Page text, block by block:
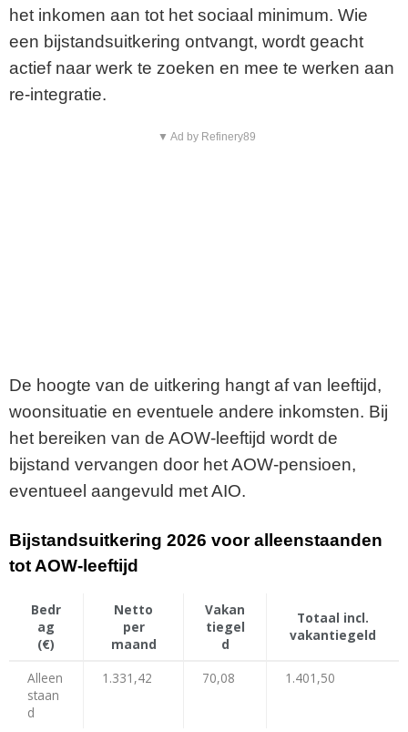
het inkomen aan tot het sociaal minimum. Wie
een bijstandsuitkering ontvangt, wordt geacht
actief naar werk te zoeken en mee te werken aan
re-integratie.
▼ Ad by Refinery89
De hoogte van de uitkering hangt af van leeftijd,
woonsituatie en eventuele andere inkomsten. Bij
het bereiken van de AOW-leeftijd wordt de
bijstand vervangen door het AOW-pensioen,
eventueel aangevuld met AIO.
Bijstandsuitkering 2026 voor alleenstaanden
tot AOW-leeftijd
Bedr
ag
(€)
Netto
per
maand
Vakan
tiegel
d
Totaal incl.
vakantiegeld
Alleen
staan
d
1.331,42 70,08 1.401,50